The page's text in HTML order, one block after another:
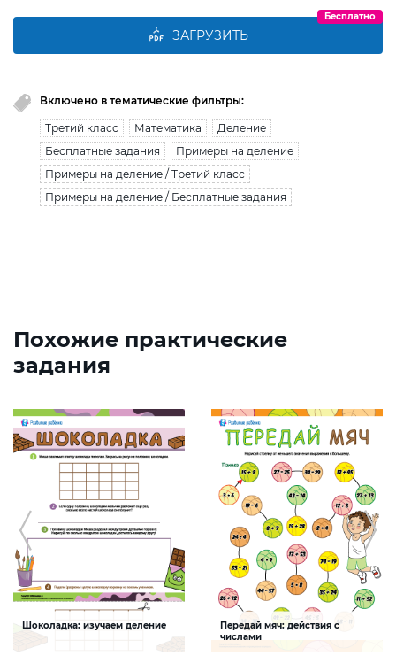
ЗАГРУЗИТЬ
Бесплатно
Включено в тематические фильтры:
Третий класс Математика
Деление
Бесплатные задания
Примеры на деление
Примеры на деление / Третий класс
Примеры на деление / Бесплатные задания
Похожие практические
задания
Шоколадка: изучаем деление
Передай мяч: действия с
числами